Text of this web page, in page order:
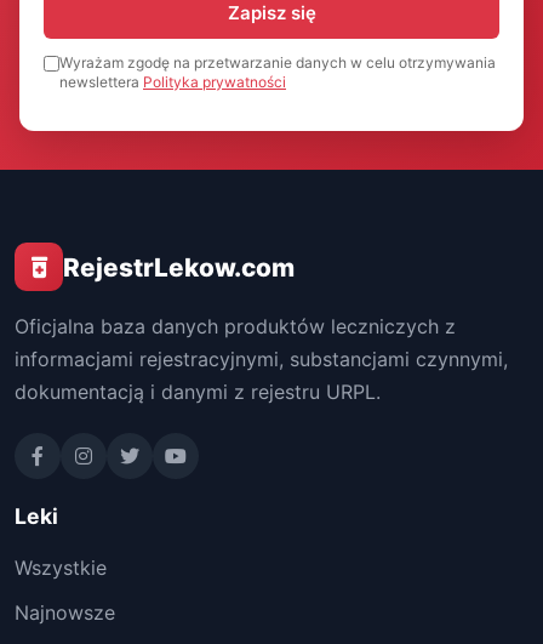
Zapisz się
Wyrażam zgodę na przetwarzanie danych w celu otrzymywania
newslettera Polityka prywatności
RejestrLekow.com
Oficjalna baza danych produktów leczniczych z
informacjami rejestracyjnymi, substancjami czynnymi,
dokumentacją i danymi z rejestru URPL.
Leki
Wszystkie
Najnowsze